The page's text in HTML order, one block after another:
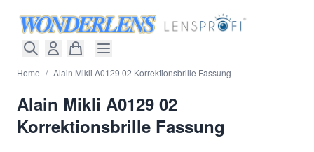
Home / Alain Mikli A0129 02 Korrektionsbrille Fassung
Alain Mikli A0129 02
Korrektionsbrille Fassung